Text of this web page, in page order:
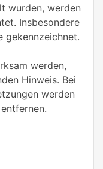
wurden, werden
Insbesondere
gekennzeichnet.
werden,
Hinweis. Bei
werden